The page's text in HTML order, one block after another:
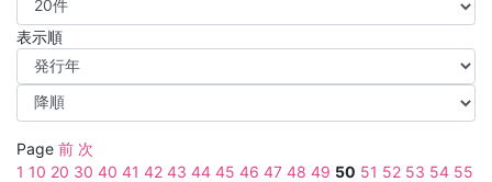
表示順
Page 前 次
1 10 20 30 40 41 42 43 44 45 46 47 48 49 50 51 52 53 54 55